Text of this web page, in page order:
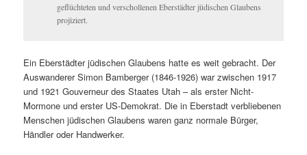
geflüchteten und verschollenen Eberstädter jüdischen Glaubens
projiziert.
Ein Eberstädter jüdischen Glaubens hatte es weit gebracht. Der
Auswanderer Simon Bamberger (1846-1926) war zwischen 1917
und 1921 Gouverneur des Staates Utah – als erster Nicht-
Mormone und erster US-Demokrat. Die in Eberstadt verbliebenen
Menschen jüdischen Glaubens waren ganz normale Bürger,
Händler oder Handwerker.